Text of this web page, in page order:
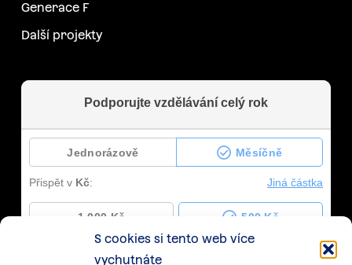
S cookies si tento web více
vychutnáte
Generace F
Další projekty